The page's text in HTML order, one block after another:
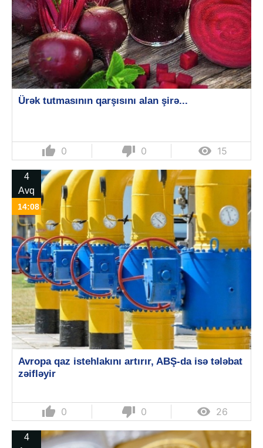
Ürək tutmasının qarşısını alan şirə...
thumb_up 0 thumb_down 0  15
4
Avq
14:08
Avropa qaz istehlakını artırır, ABŞ-da isə tələbat
zəifləyir
thumb_up 0 thumb_down 0  26
4